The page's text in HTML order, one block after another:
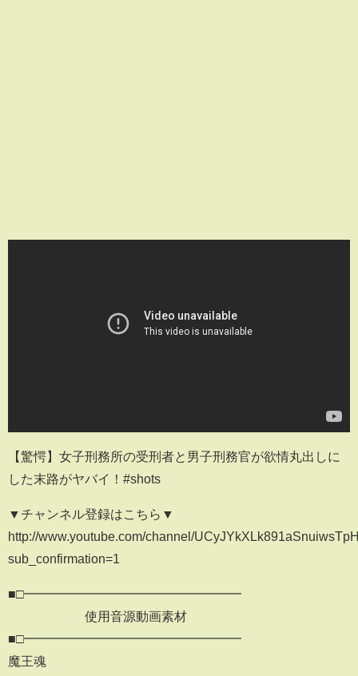
【驚愕】女子刑務所の受刑者と男子刑務官が欲情丸出しに
した末路がヤバイ！#shots
▼チャンネル登録はこちら▼
http://www.youtube.com/channel/
sub_confirmation=1
■□━━━━━━━━━━━━━━━━━
使用音源動画素材
■□━━━━━━━━━━━━━━━━━
魔王魂